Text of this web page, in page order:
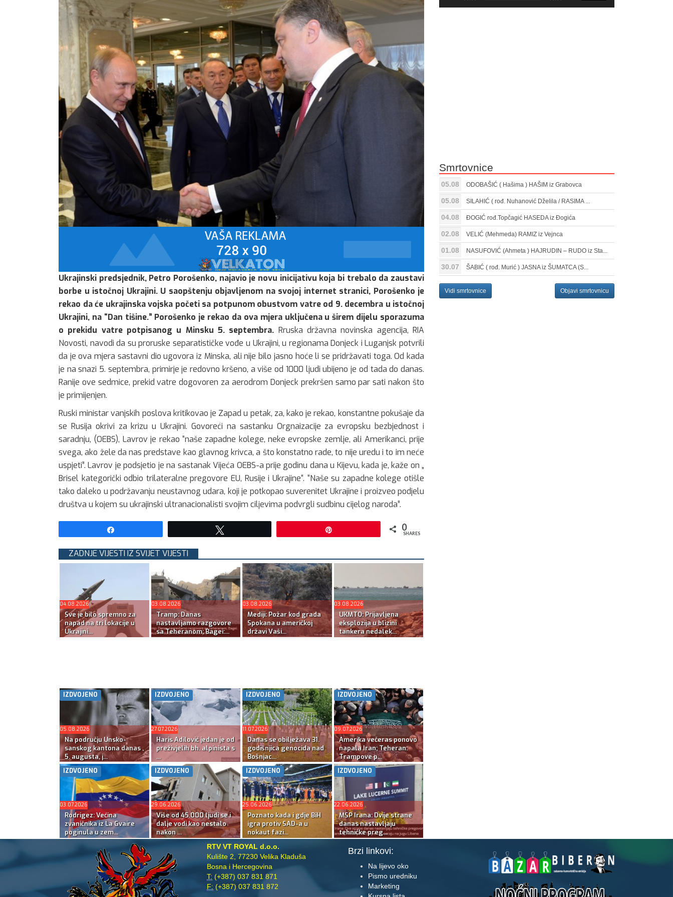
Ukrajinski predsjednik, Petro Porošenko, najavio je novu inicijativu koja bi trebalo da zaustavi
borbe u istočnoj Ukrajini. U saopštenju objavljenom na svojoj internet stranici, Porošenko je
rekao da će ukrajinska vojska početi sa potpunom obustvom vatre od 9. decembra u istočnoj
Ukrajini, na “Dan tišine.” Porošenko je rekao da ova mjera uključena u širem dijelu sporazuma
o prekidu vatre potpisanog u Minsku 5. septembra. Rruska državna novinska agencija, RIA
Novosti, navodi da su proruske separatističke vođe u Ukrajini, u regionama Donjeck i Luganjsk potvrili
da je ova mjera sastavni dio ugovora iz Minska, ali nije bilo jasno hoće li se pridržavati toga. Od kada
je na snazi 5. septembra, primirje je redovno kršeno, a više od 1000 ljudi ubijeno je od tada do danas.
Ranije ove sedmice, prekid vatre dogovoren za aerodrom Donjeck prekršen samo par sati nakon što
je primijenjen.
Ruski ministar vanjskih poslova kritikovao je Zapad u petak, za, kako je rekao, konstantne pokušaje da
se Rusija okrivi za krizu u Ukrajini. Govoreći na sastanku Orgnaizacije za evropsku bezbjednost i
saradnju, (OEBS), Lavrov je rekao “naše zapadne kolege, neke evropske zemlje, ali Amerikanci, prije
svega, ako žele da nas predstave kao glavnog krivca, a što konstatno rade, to nije uredu i to im neće
uspjeti”. Lavrov je podsjetio je na sastanak Vijeća OEBS-a prije godinu dana u Kijevu, kada je, kaže on „
Brisel kategorički odbio trilateralne pregovore EU, Rusije i Ukrajine“. “Naše su zapadne kolege otišle
tako daleko u podržavanju neustavnog udara, koji je potkopao suverenitet Ukrajine i proizveo podjelu
društva u kojem su ukrajinski ultranacionalisti svojim ciljevima podvrgli sudbinu cijelog naroda”.
0
SHARES
ZADNJE VIJESTI IZ SVIJET VIJESTI
04.08.2026
Sve je bilo spremno za
napad na tri lokacije u
Ukrajini...
03.08.2026
Tramp: Danas
nastavljamo razgovore
sa Teheranom; Bagei:...
03.08.2026
Mediji: Požar kod grada
Spokana u američkoj
državi Vaši...
03.08.2026
UKMTO: Prijavljena
eksplozija u blizini
tankera nedalek...
IZDVOJENO
05.08.2026
Na području Unsko-
sanskog kantona danas ,
5. augusta, j...
IZDVOJENO
27.07.2026
Haris Adilović jedan je od
preživjelih bh. alpinista s
...
IZDVOJENO
11.07.2026
Danas se obilježava 31.
godišnjica genocida nad
Bošnjac...
IZDVOJENO
09.07.2026
Amerika večeras ponovo
napala Iran; Teheran:
Trampove p...
IZDVOJENO
03.07.2026
Rodrigez: Većina
zvaničnika iz La Gvaire
poginula u zem...
IZDVOJENO
29.06.2026
Više od 45.000 ljudi se i
dalje vodi kao nestalo
nakon ...
IZDVOJENO
25.06.2026
Poznato kada i gdje BiH
igra protiv SAD-a u
nokaut fazi...
IZDVOJENO
22.06.2026
MSP Irana: Dvije strane
danas nastavljaju
tehničke preg...
Gore/Dole
Smrtovnice
05.08 ODOBAŠIĆ ( Hašima ) HAŠIM iz Grabovca
05.08 SILAHIĆ ( rođ. Nuhanović Dželila / RASIMA ...
04.08 ĐOGIĆ rođ.Topčagić HASEDA iz Đogića
02.08 VELIĆ (Mehmeda) RAMIZ iz Vejnca
01.08 NASUFOVIĆ (Ahmeta ) HAJRUDIN – RUDO iz Sta...
30.07 ŠABIĆ ( rođ. Murić ) JASNA iz ŠUMATCA (S...
Vidi smrtovnice Objavi smrtovnicu
RTV VT ROYAL d.o.o.
Kulište 2, 77230 Velika Kladuša
Bosna i Hercegovina
T: (+387) 037 831 871
F: (+387) 037 831 872
Brzi linkovi:
Na lijevo oko
Pismo uredniku
Marketing